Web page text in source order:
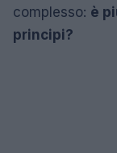
complesso: è
principi?